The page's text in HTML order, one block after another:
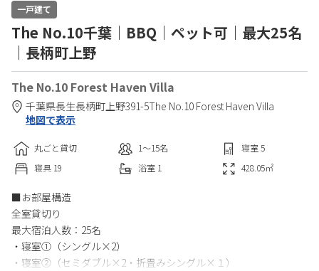
一戸建て
The No.10千葉｜BBQ｜ペット可｜最大25名
｜長柄町上野
The No.10 Forest Haven Villa
千葉県長生長柄町上野391-5The No.10 Forest Haven Villa
地図で表示
丸ごと貸切 1〜15名 寝室 5
寝具 19 浴室 1 428.05㎡
■お部屋構造
全室貸切り
最大宿泊人数：25名
・寝室①（シングル×2）
・寝室②（セミダブル×2・折畳みシングル×１）